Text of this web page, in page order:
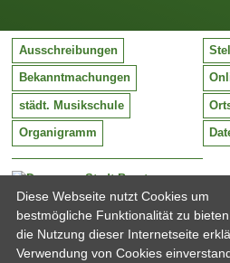
Stadt Barntrup
Mittelstraße 38
32683 Barntrup
Tel:
Email:
05263 / 409-0
info@barntrup.de
Ausschreibungen
Bekanntmachungen
städt. Musikschule
Organigramm
Diese Webseite nutzt Cookies um
bestmögliche Funktionalität zu
die Nutzung dieser Internetseite
Verwendung von Cookies